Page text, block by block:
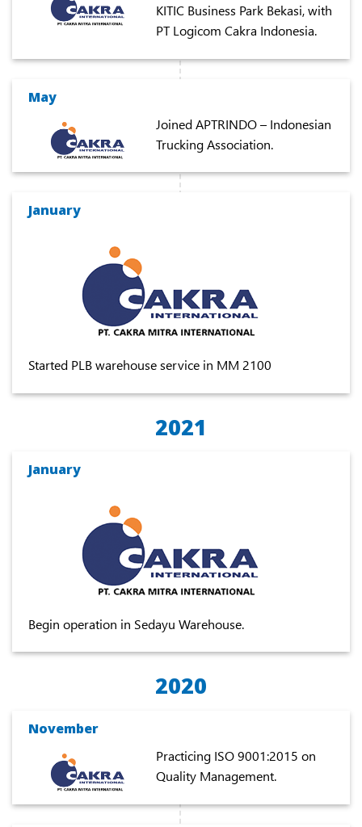
KITIC Business Park Bekasi, with
PT Logicom Cakra Indonesia.
May
Joined APTRINDO – Indonesian
Trucking Association.
January
Started PLB warehouse service in MM 2100
January
Begin operation in Sedayu Warehouse.
2021
2020
November
Practicing ISO 9001:2015 on
Quality Management.